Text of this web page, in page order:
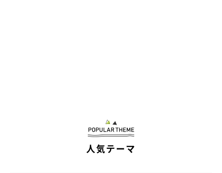
※この記事は投稿者さまに取材し、了承の上制作したものです。
2025年10月時点の情報であり、現在と異なる場合があります。
人気テーマ